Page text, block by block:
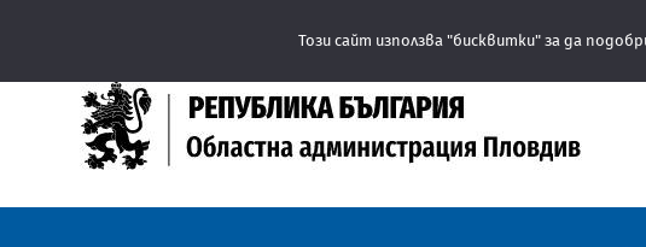
Този сайт използва "бисквитки" за да